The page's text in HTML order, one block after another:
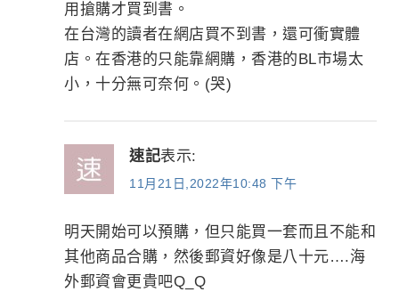
用搶購才買到書。
在台灣的讀者在網店買不到書，還可衝實體
店。在香港的只能靠網購，香港的BL市場太
小，十分無可奈何。(哭)
速記表示:
11月21日,2022年10:48 下午
明天開始可以預購，但只能買一套而且不能和
其他商品合購，然後郵資好像是八十元….海
外郵資會更貴吧Q_Q